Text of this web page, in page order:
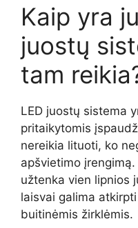
Kaip yra
juostų
tam
LED juostų sistema
pritaikytomis
nereikia lituoti, ko
apšvietimo
užtenka vien lipnios
laisvai galima
buitinėmis žirklėmis.